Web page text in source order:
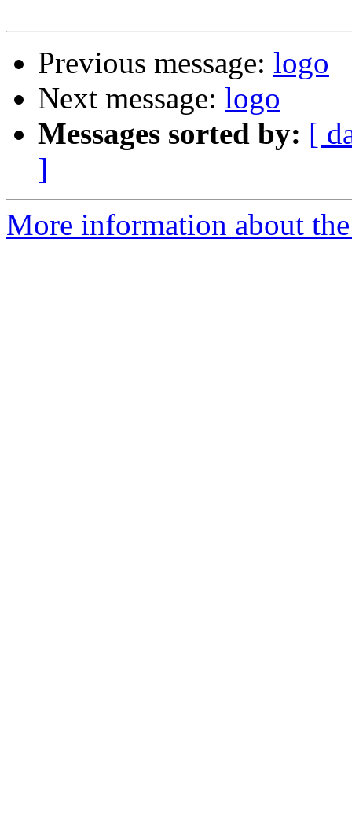
Previous message: logo
Next message: logo
Messages sorted by: [
]
More information about